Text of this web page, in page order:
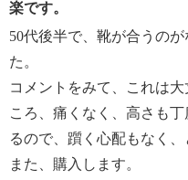
・中国製
【目安サイズ】
表記：Ｓ
対応サイズ：２２．０ｃ
表記：Ｍ
対応サイズ：２３．０ｃ
楽です。
50代後半で、靴が合うの
た。
コメントをみて、これは
ころ、痛くなく、高さも
るので、躓く心配もなく、
また、購入します。